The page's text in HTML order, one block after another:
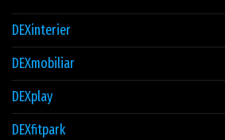
DEXinterier
DEXmobiliar
DEXplay
DEXfitpark